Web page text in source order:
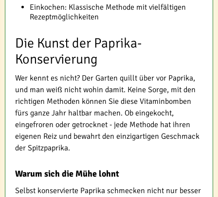
Einkochen: Klassische Methode mit vielfältigen
Rezeptmöglichkeiten
Die Kunst der Paprika-
Konservierung
Wer kennt es nicht? Der Garten quillt über vor Paprika,
und man weiß nicht wohin damit. Keine Sorge, mit den
richtigen Methoden können Sie diese Vitaminbomben
fürs ganze Jahr haltbar machen. Ob eingekocht,
eingefroren oder getrocknet - jede Methode hat ihren
eigenen Reiz und bewahrt den einzigartigen Geschmack
der Spitzpaprika.
Warum sich die Mühe lohnt
Selbst konservierte Paprika schmecken nicht nur besser